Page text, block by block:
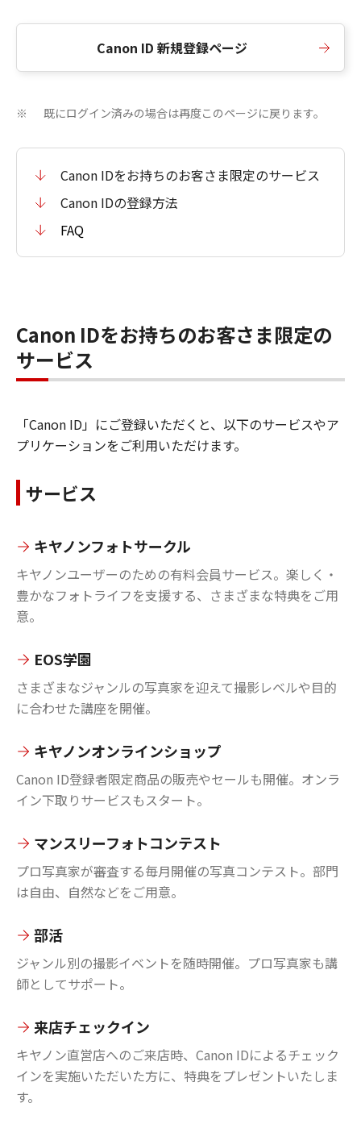
Canon ID 新規登録ページ
※ 既にログイン済みの場合は再度このページに戻ります。
Canon IDをお持ちのお客さま限定のサービス
Canon IDの登録方法
FAQ
Canon IDをお持ちのお客さま限定の
サービス
「Canon ID」にご登録いただくと、以下のサービスやア
プリケーションをご利用いただけます。
サービス
キヤノンフォトサークル
キヤノンユーザーのための有料会員サービス。楽しく・
豊かなフォトライフを支援する、さまざまな特典をご用
意。
EOS学園
さまざまなジャンルの写真家を迎えて撮影レベルや目的
に合わせた講座を開催。
キヤノンオンラインショップ
Canon ID登録者限定商品の販売やセールも開催。オンラ
イン下取りサービスもスタート。
マンスリーフォトコンテスト
プロ写真家が審査する毎月開催の写真コンテスト。部門
は自由、自然などをご用意。
部活
ジャンル別の撮影イベントを随時開催。プロ写真家も講
師としてサポート。
来店チェックイン
キヤノン直営店へのご来店時、Canon IDによるチェック
インを実施いただいた方に、特典をプレゼントいたしま
す。